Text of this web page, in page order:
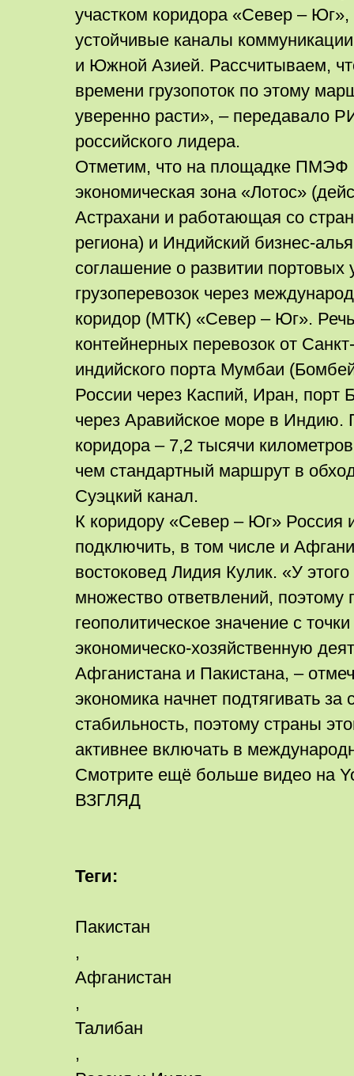
участком коридора «Север – Юг»,
устойчивые каналы
и Южной Азией. Рассчитываем,
времени грузопоток по этому
уверенно расти», – передавало
российского лидера.
Отметим, что на площадке ПМЭФ
экономическая зона «Лотос»
Астрахани и работающая со
региона) и Индийский бизнес-
соглашение о развитии портовых
грузоперевозок через
коридор (МТК) «Север – Юг».
контейнерных перевозок от
индийского порта Мумбаи
России через Каспий, Иран, порт
через Аравийское море в Индию.
коридора – 7,2 тысячи
чем стандартный маршрут в
Суэцкий канал.
К коридору «Север – Юг»
подключить, в том числе и
востоковед Лидия Кулик. «У
множество ответвлений, поэтому
геополитическое значение с
экономическо-хозяйственную
Афганистана и Пакистана, –
экономика начнет подтягивать за
стабильность, поэтому страны
активнее включать в
Смотрите ещё больше видео на
ВЗГЛЯД
Теги:
Пакистан
,
Афганистан
,
Талибан
,